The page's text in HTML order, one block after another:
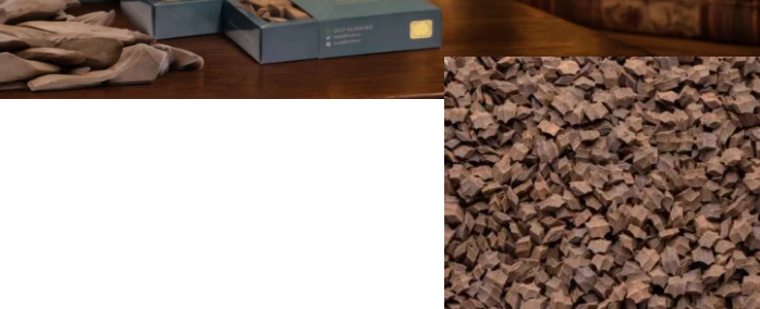
الرئيسية منتجات تحت الوسم “ما هي أفضل أنواع البخور السعودي”